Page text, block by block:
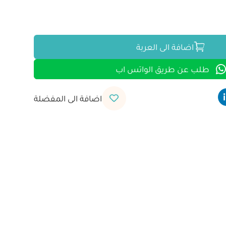
اضافة الى العربة
طلب عن طريق الواتس اب
اضافة الى المفضلة